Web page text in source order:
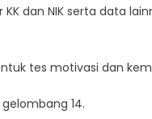
dan NIK serta data
tes motivasi dan
14.